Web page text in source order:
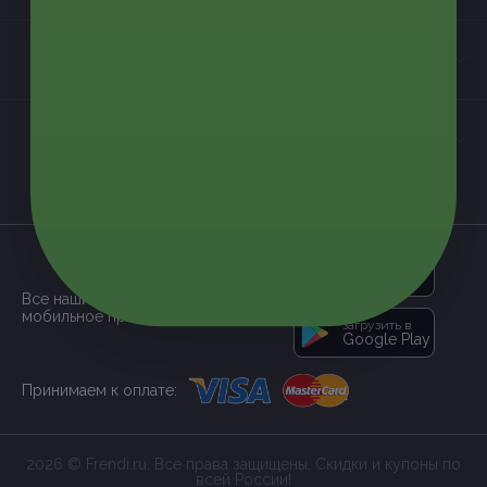
Все наши купоны доступны через
мобильное приложение:
загрузить в
Google Play
Принимаем к оплате:
2026 © Frendi.ru. Все права защищены. Скидки и купоны по
всей России!